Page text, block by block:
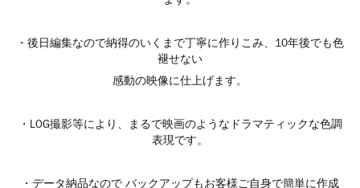
・後日編集なので納得のいくまで丁寧に作りこみ、10年後でも色
褪せない
感動の映像に仕上げます。
・LOG撮影等により、まるで映画のようなドラマティックな色調
表現です。
・データ納品なので バックアップもお客様ご自身で簡単に作成